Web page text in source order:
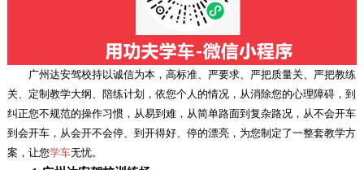
广州达安驾校持以诚信为本，高标准、严要求、严把质量关、严把教练
关、定制教学大纲、陪练计划，依您个人的情况，从消除您的心理障碍，到
纠正您不规范的操作习惯，从易到难，从简单路面到复杂路况，从不会开车
到会开车，从会开不会停、到开得好、停的漂亮，为您制定了一整套教学方
案，让您学车无忧。